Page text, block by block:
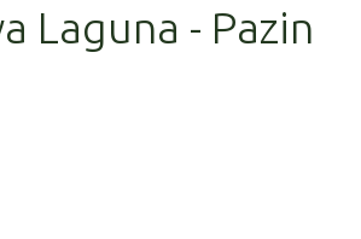
Laguna - Pazin